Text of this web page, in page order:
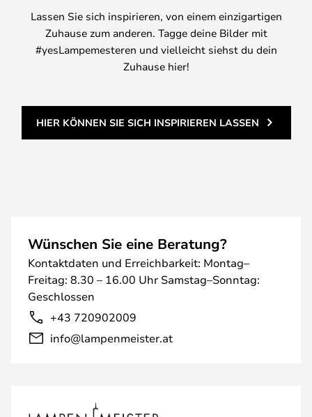
Lassen Sie sich inspirieren, von einem einzigartigen
Zuhause zum anderen. Tagge deine Bilder mit
#yesLampemesteren und vielleicht siehst du dein
Zuhause hier!
HIER KÖNNEN SIE SICH INSPIRIEREN LASSEN
Wünschen Sie eine Beratung?
Kontaktdaten und Erreichbarkeit: Montag–
Freitag: 8.30 – 16.00 Uhr Samstag–Sonntag:
Geschlossen
+43 720902009
info@lampenmeister.at